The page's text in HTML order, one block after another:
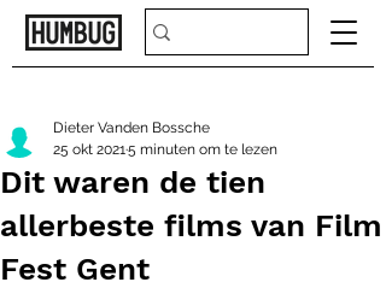
Dit waren de tien
allerbeste films van Film
Fest Gent
Dieter Vanden Bossche
25 okt 20215 minuten om te lezen